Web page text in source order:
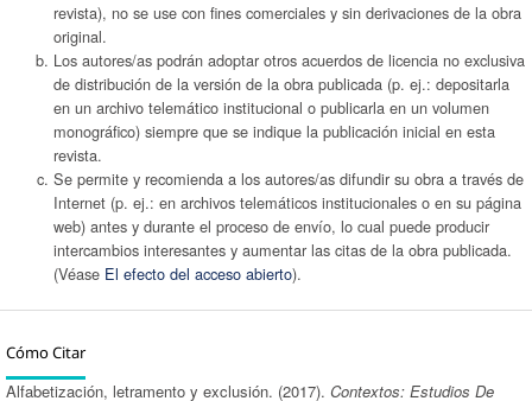
revista), no se use con fines comerciales y sin derivaciones de la obra
original.
Los autores/as podrán adoptar otros acuerdos de licencia no exclusiva
de distribución de la versión de la obra publicada (p. ej.: depositarla
en un archivo telemático institucional o publicarla en un volumen
monográfico) siempre que se indique la publicación inicial en esta
revista.
Se permite y recomienda a los autores/as difundir su obra a través de
Internet (p. ej.: en archivos telemáticos institucionales o en su página
web) antes y durante el proceso de envío, lo cual puede producir
intercambios interesantes y aumentar las citas de la obra publicada.
(Véase El efecto del acceso abierto).
Cómo Citar
Alfabetización, letramento y exclusión. (2017). Contextos: Estudios De